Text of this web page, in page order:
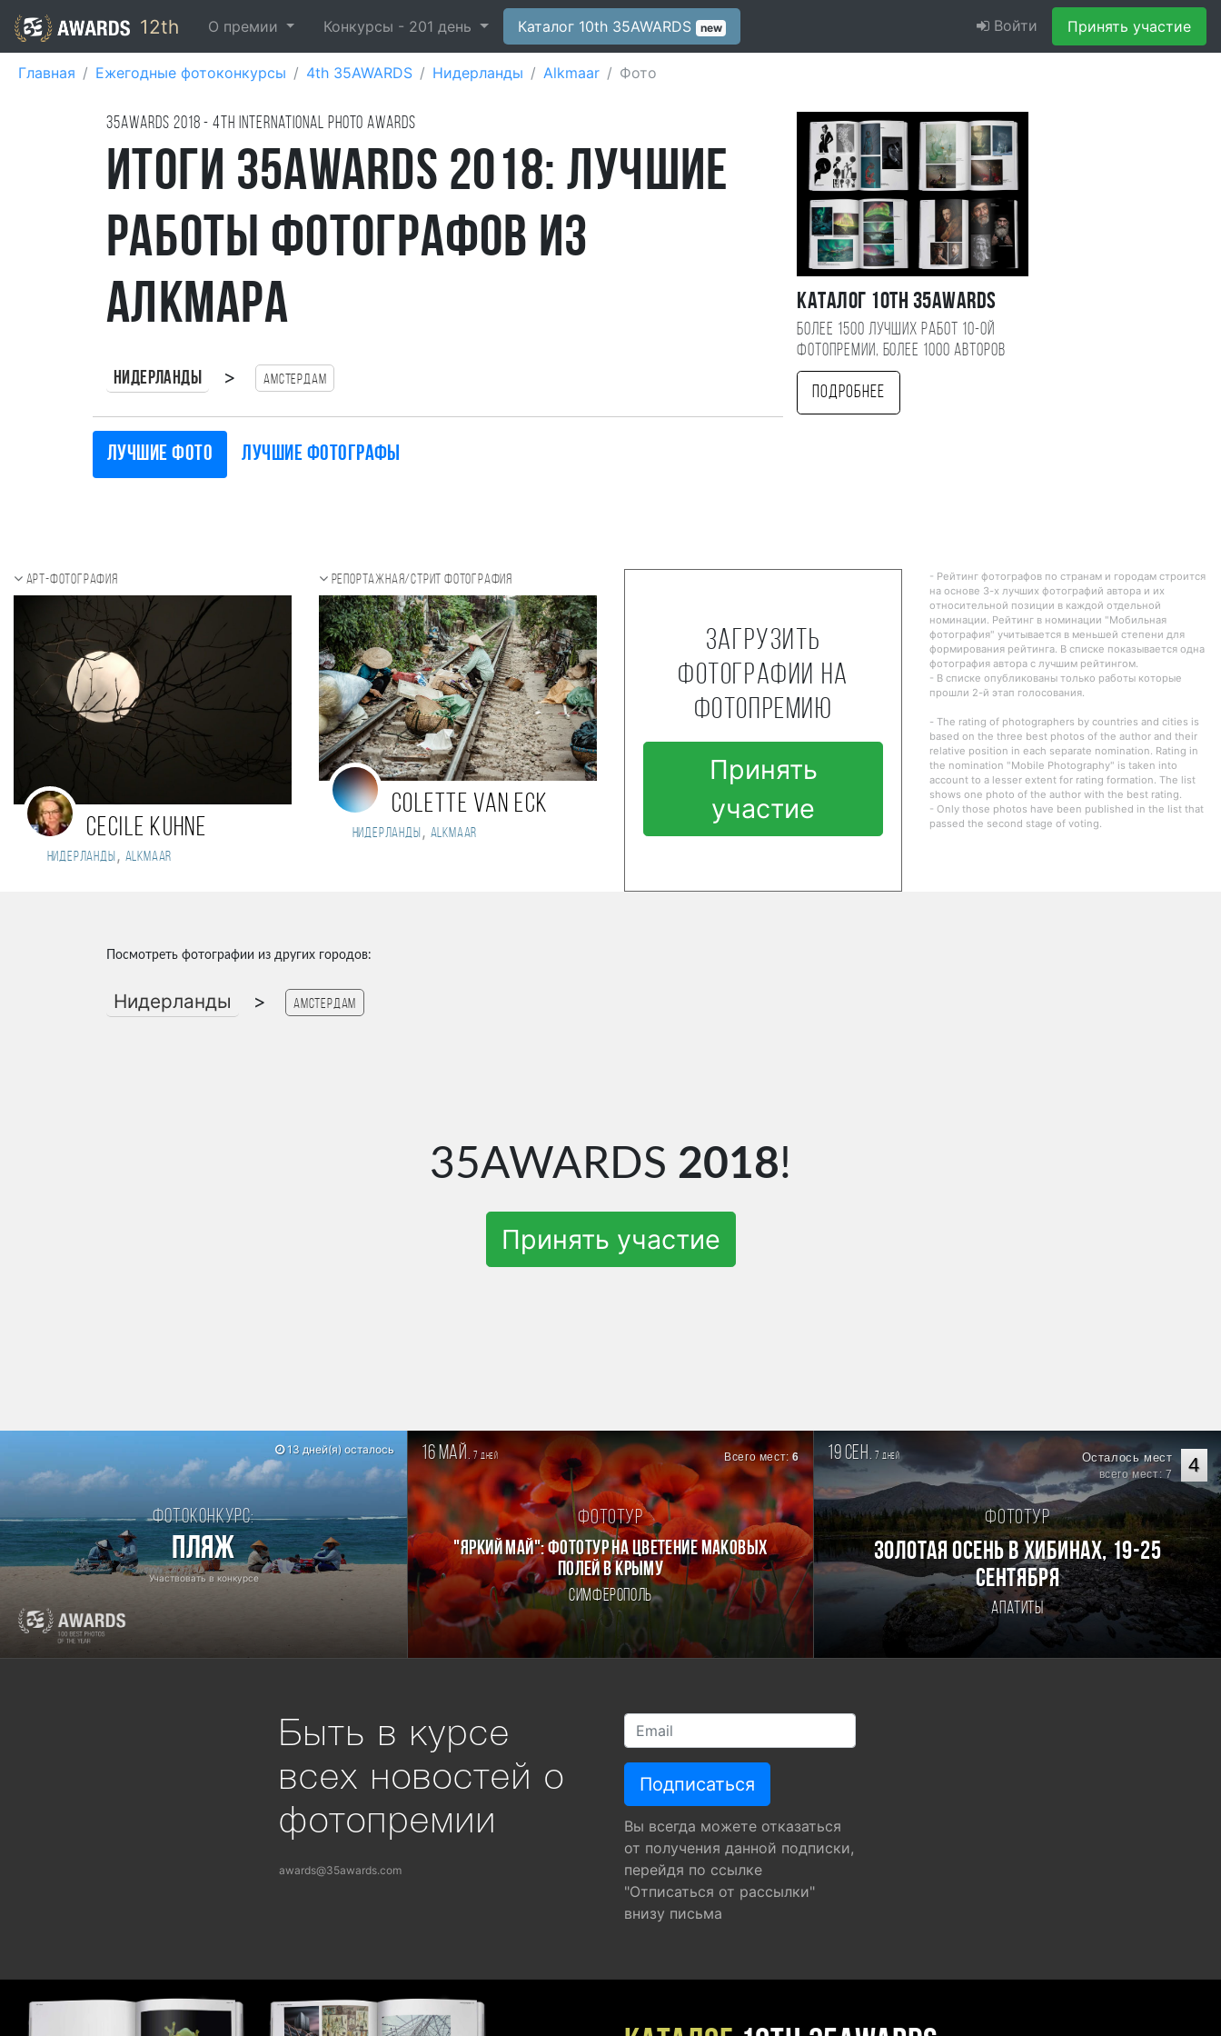
12th О премии Конкурсы - 201 день Каталог 10th 35AWARDS new Войти Принять участие
Главная Ежегодные фотоконкурсы 4th 35AWARDS Нидерланды Alkmaar Фото
35AWARDS 2018 - 4TH international photo awards
Итоги 35AWARDS 2018: лучшие
работы фотографов из
Алкмара
Нидерланды > Амстердам
Лучшие фото Лучшие фотографы
Каталог 10TH 35AWARDS
Более 1500 лучших работ 10-ой
фотопремии, более 1000 авторов
Подробнее
Арт-фотография
Cecile Kuhne
Нидерланды , Alkmaar
Репортажная/Стрит фотография
Colette van Eck
Нидерланды , Alkmaar
Загрузить
фотографии на
фотопремию
Принять
участие
- Рейтинг фотографов по странам и городам строится
на основе 3-х лучших фотографий автора и их
относительной позиции в каждой отдельной
номинации. Рейтинг в номинации "Мобильная
фотография" учитывается в меньшей степени для
формирования рейтинга. В списке показывается одна
фотография автора с лучшим рейтингом.
- В списке опубликованы только работы которые
прошли 2-й этап голосования.
- The rating of photographers by countries and cities is
based on the three best photos of the author and their
relative position in each separate nomination. Rating in
the nomination "Mobile Photography" is taken into
account to a lesser extent for rating formation. The list
shows one photo of the author with the best rating.
- Only those photos have been published in the list that
passed the second stage of voting.
Посмотреть фотографии из других городов:
Нидерланды > Амстердам
35AWARDS 2018!
Принять участие
Фотоконкурс:
Пляж
Участвовать в конкурсе
13 дней(я) осталось 16 май. 7дней Всего мест:6
Фототур
"ЯРКИЙ МАЙ": ФОТОТУР НА ЦВЕТЕНИЕ МАКОВЫХ
ПОЛЕЙ В КРЫМУ
Симферополь
19 сен. 7дней 4
Осталось мест
всего мест: 7
Фототур
Золотая осень в Хибинах, 19-25
сентября
Апатиты
Быть в курсе
всех новостей о
фотопремии
awards@35awards.com
Вы всегда можете отказаться
от получения данной подписки,
перейдя по ссылке
"Отписаться от рассылки"
внизу письма